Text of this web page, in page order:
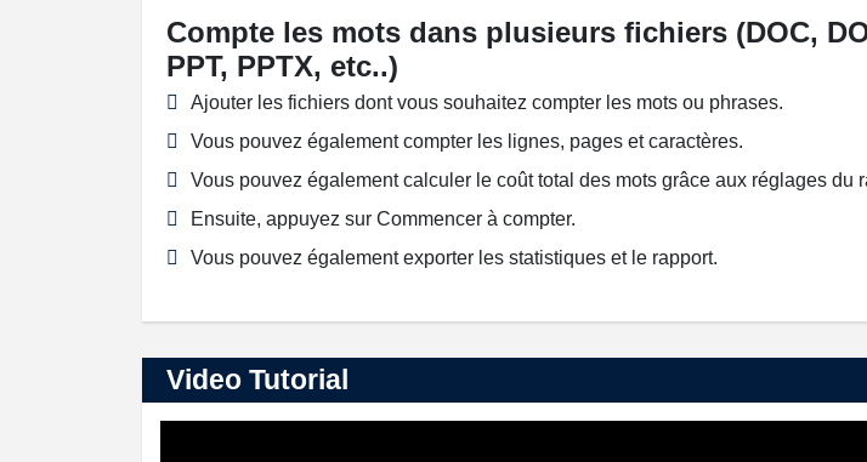
Compte les mots dans plusieurs fichiers (DOC,
PPT, PPTX, etc..)
Ajouter les fichiers dont vous souhaitez compter les mots ou phrases.
Vous pouvez également compter les lignes, pages et caractères.
Vous pouvez également calculer le coût total des mots grâce aux réglages du
Ensuite, appuyez sur Commencer à compter.
Vous pouvez également exporter les statistiques et le rapport.
Video Tutorial